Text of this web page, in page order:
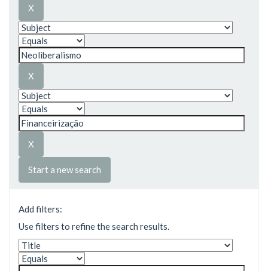
Start a new search
Add filters:
Use filters to refine the search results.